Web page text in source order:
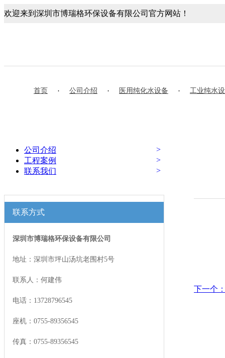
欢迎来到深圳市博瑞格环保设备有限公司官方网站！
首页 · 公司介绍 · 医用纯化水设备 · 工业纯水
公司介绍
>
工程案例
>
联系我们
>
联系方式
深圳市博瑞格环保设备有限公司
地址：深圳市坪山汤坑老围村5号
联系人：何建伟
电话：13728796545
座机：0755-89356545
传真：0755-89356545
下一个